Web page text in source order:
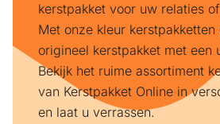
kerstpakket voor uw relaties
Met onze kleur kerstpakketten
origineel kerstpakket met een
Bekijk het ruime assortiment
van Kerstpakket Online in
en laat u verrassen.